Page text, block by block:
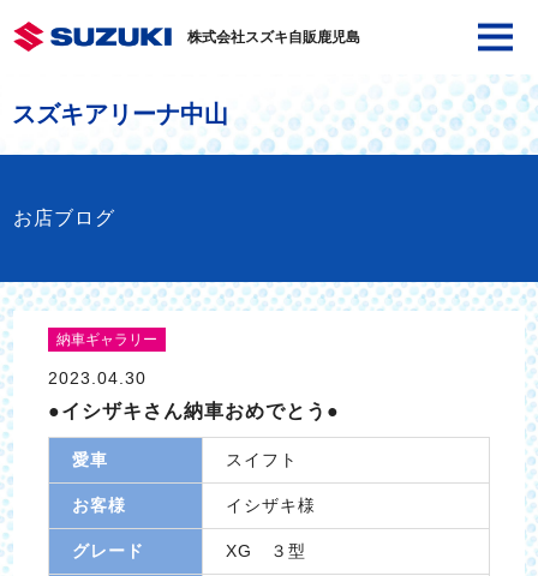
株式会社スズキ自販鹿児島
スズキアリーナ中山
お店ブログ
納車ギャラリー
2023.04.30
●イシザキさん納車おめでとう●
愛車 スイフト
お客様 イシザキ様
グレード XG ３型